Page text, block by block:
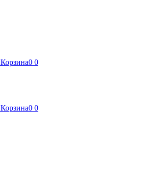
Корзина0 0
Корзина0 0